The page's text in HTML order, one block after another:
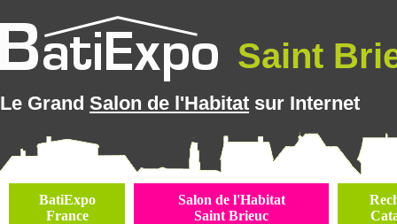
Saint
Le Grand Salon de l'Habitat sur Internet
BatiExpo
France
Salon de l'Habitat
Saint Brieuc